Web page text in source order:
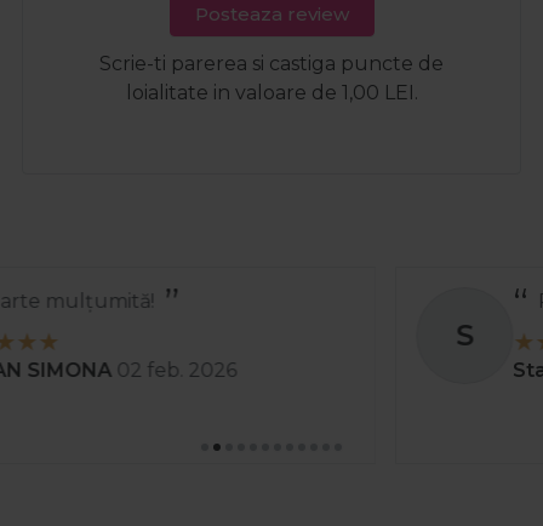
Posteaza review
Scrie-ti parerea si castiga puncte de
loialitate in valoare de 1,00 LEI.
Recomand
Stanciu Aura Andreea